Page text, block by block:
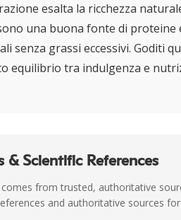
esalta la ricchezza
una buona fonte di
senza grassi eccessivi. Goditi
equilibrio tra indulgenza e
& Scientific References
from trusted, authoritative
and authoritative sources